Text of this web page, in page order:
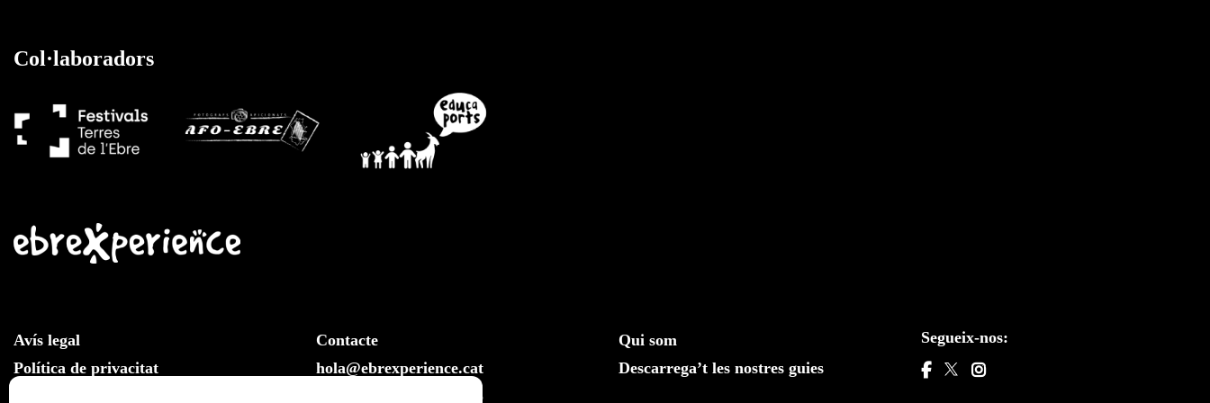
Col·laboradors
Avís legal
Política de privacitat
Contacte
hola@ebrexperience.cat
610 20 33 25
Qui som
Descarrega’t les nostres guies
Segueix-nos: